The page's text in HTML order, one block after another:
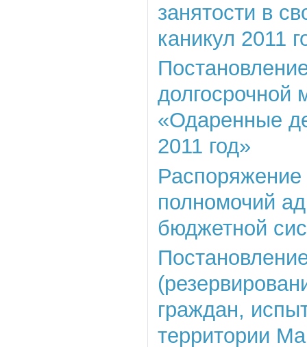
занятости в
каникул 2011
долгосрочной
«Одаренные
2011 год»
полномочий
бюджетной
граждан,
территории